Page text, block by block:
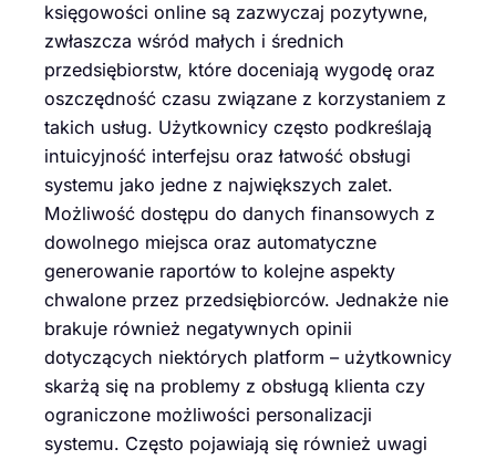
księgowości online są zazwyczaj pozytywne,
zwłaszcza wśród małych i średnich
przedsiębiorstw, które doceniają wygodę oraz
oszczędność czasu związane z korzystaniem z
takich usług. Użytkownicy często podkreślają
intuicyjność interfejsu oraz łatwość obsługi
systemu jako jedne z największych zalet.
Możliwość dostępu do danych finansowych z
dowolnego miejsca oraz automatyczne
generowanie raportów to kolejne aspekty
chwalone przez przedsiębiorców. Jednakże nie
brakuje również negatywnych opinii
dotyczących niektórych platform – użytkownicy
skarżą się na problemy z obsługą klienta czy
ograniczone możliwości personalizacji
systemu. Często pojawiają się również uwagi